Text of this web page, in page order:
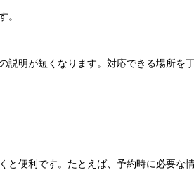
。
説明が短くなります。対応できる場所を
便利です。たとえば、予約時に必要な情